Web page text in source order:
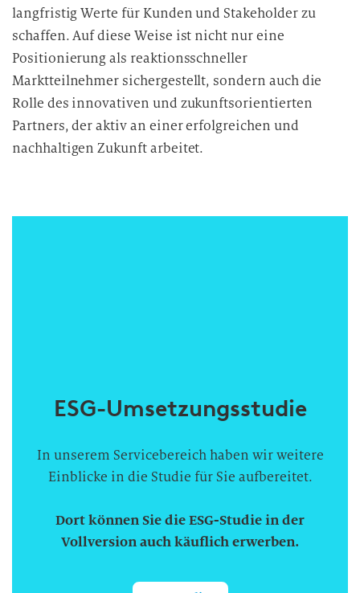
langfristig Werte für Kunden und Stakeholder zu
schaffen. Auf diese Weise ist nicht nur eine
Positionierung als reaktionsschneller
Marktteilnehmer sichergestellt, sondern auch die
Rolle des innovativen und zukunftsorientierten
Partners, der aktiv an einer erfolgreichen und
nachhaltigen Zukunft arbeitet.
ESG-Umsetzungsstudie
In unserem Servicebereich haben wir weitere
Einblicke in die Studie für Sie aufbereitet.
Dort können Sie die ESG-Studie in der
Vollversion auch käuflich erwerben.